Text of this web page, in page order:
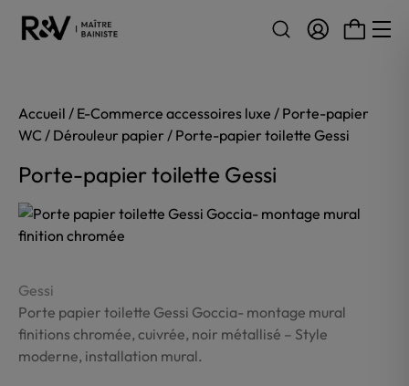
Accueil / E-Commerce accessoires luxe / Porte-papier
WC/ Dérouleur papier / Porte-papier toilette Gessi
Porte-papier toilette Gessi
Gessi
Porte papier toilette Gessi Goccia- montage mural
finitions chromée, cuivrée, noir métallisé – Style
moderne, installation mural.